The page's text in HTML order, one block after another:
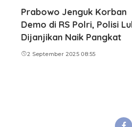
Prabowo Jenguk Korban
Demo di RS Polri, Polisi
Dijanjikan Naik Pangkat
2 September 2025 08:55